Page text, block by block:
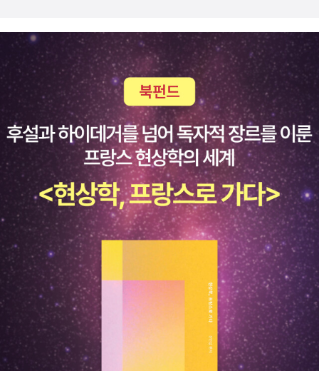
‘예외로’ 인식한 것일 수도 있다. 남성은 성에 적극적이고, 적극적이어
야 하며, 생물학적으로 적극적일 수 밖에 없다는 주장. 여성은 성에 소
극적이며, 관심이 없고, 자신의 즐거움이 아닌 남성을 위해 섹스한다
는 주장. 그것만이 옳다고 여겨지는 사회 분위기, 그런 설명이 과학적
이라는믿음. 진화심리학이어떻게 남성의 바람기를 긍정하고, 여성
의 성을 억압했는지 보다 더욱 관심이 갔던 주제는 ‘결혼’에 대한 부분
이다. 우리는 사랑을 지속성과 동일시하도록 훈련받는다. 어느 정도
냐 하면, 우리는 지속되는 관계가 우리를 아무리 비참하게만들지라도
그것을 성공이라고 생각하는 경향이 있다. 반대로 우리는 지속되지
않는 관계는 아무리 즐겁다해도 – 아무리 생기 있고, 활력이 넘치고,
자신을 탈바꿈시키는 경험이라 해도 – 실패라고 생각한다. 사랑을 장
기적인 안정과 결부시키는 성향은 우리 마음속에 너무도 깊이 뿌리박
혀 있어서 사람들은 감히 그 대안을진지하게 생각해볼 엄두조차 내지
못한다. (250쪽) 사랑과지속성을 꼼꼼하게 연결시키고, 일부일처
제의 결혼 제도 속에서 지속되는 관계만이 진짜 사랑이라고, 그것만
이 진정한 행복이라는 사회적 공통 믿음에 대해 저자는 그 대안을 고
민해야 한다고 말한다. 결혼 제도는 영혼의 근대적 개념, 즉 사랑 없이
조홍섭 환경전문 기자의 <자연에는 이야기가 있다>(김영사, 2013)
다. '이 책에는 최근에 연구자들이 밝혀낸 자연의 새로운 모습들이 소
개되어 있다. 사막의 쇠똥구리에게는 굴리는 똥 경단이 더위를 쫓는
에어컨 역할도 한다는 이야기나 아마존이 지구의 허파라는 말이 과대
광고라는 이야기처럼, 흥미진진하면서 깨달음을 안겨주는 알찬 내용
이 가득하다.' <생명과 환경의 수수께끼>(고즈윈, 2005), <한반도
자연사 기행>(한겨레출판, 2011) 등 저자의 전작들과 같이 읽어봐도
좋겠다. 막간에 뇌과학서 몇 권도 챙겨놓을 만하다. 한국과학기술원
김성호 교수의 <생각의 경계>(한권의책, 2014)는 '사람의 생각과 지
적인 능력을 평가한다는 것이 무슨 의미인지를 오랜 시간 연구한 중
간 결산으로서, 지식투영, 지식단면, 생각, 질문, 지식결합, 지식공유,
지식의 진화 등 뇌의 기능을 열두 단계의 관점으로 체계화하여 담고
있다.' 구보타 기소유의 <손과 뇌>(바다출판사, 2014)는 많이 알려
진 상식을 확인시켜주는 책. '일본 뇌과학계의 좌장인 구보타 박사는
손은 인간의 두뇌 진화에 결정적인 영향을 미쳤고, 손을 사용함으로
써 두뇌를 자극해 머리가 좋아진다고 주장한다.' 미국 존스홉킨스 의
대 데이비드 린든 교수의 <고삐풀린 뇌>(작가정신, 2013)는 쾌감원
특임교수제를 만들어 대중활동을 업적으로 평가하면 실효가 있을 것
입니다. 또 과학자뿐 아니라 전문 과학 저술가층을 두텁게 해야 합니
다. <붉은 여왕>을 쓴 매트 리들리는 기자였지요. 역시 기자인 로버
트 라이트의 <도덕적 동물>은 과학자가 쓴 책보다 훨씬 훌륭합니다.
오죽하면 과학자들이 학회에 그를 초청해 강연을 들었습니다(*나는
두 사람의 책을 모두 갖고 있다).=원론적인 이야기지만 과학책을 왜
읽어야 할까요.황 대표=정말 똑똑하고 경영도 잘 하는 경영자 중에서
가끔 너무 뻔한 것에 속는 것을 본 적이 있습니다. 가만 보니 수학 과
학적으로 생각하는 훈련이 안 돼 있어 그런 것 같아요. 과학책은 이공
계 출신만 보는 것이 아닙니다. 인문·사회과학적 교양이 있는 사람들
이 과학을 알면 날개를 단 것입니다.나 이사장=저는 '여성의 과학하
기'에 대해 말씀드리겠습니다. 여학생들이 과학을 잘 할 수 없다는 선
입견 많은데 현대과학은 육체적 노동도 아니고 치밀함과 집념을 갖고
하는 것이기에 여성들 하기에 적합한 분야입니다. 이러한 꿈을 키우
기 위해선 과학책을 많이 읽는 것이 도움이 됩니다.최 교수=지난해
프랑크푸르트 북 페어에서 '왜 글 잘 쓰는 과학자가 성공하느냐'는 주
제로 강연을 했습니다. DNA 이중나선구조를 발견한 공로로 모리스
우에라도 '글씨판' 같은 말 대신에, 잘 쓰지 않는 '서판'을 번역어로 선
택한 것은 아쉽다. 영한사전에 'slate'는 글쓰기용 '석판'으로 돼 있는
데, 이럴 경우 이 '석판'은 '서판'과는 다른 것이다(전자는 글씨를 쓰는
판이고, 후자는 글씨를 쓰기 위한 판이다). 이것이 내가 이 제목에 대
해 찜찜해 하는 이유이다. 앞으로 이 책을 거명할 때 매번 '빈 서판'이
라고 해야 하다니... 두번째 책은(다빈치)이다. 네덜란드의 판화가
에셔(1898-1972)의 선집으로 그의 판화작품들과 글, 그리고 해설
을 모은 책이다. 사실 그의 이름이 널리 알겨지게 된 계기는 호프스테
터의 출세작 <괴델, 에셔, 바흐>(까치글방, 1999) 덕분이 아닌가 싶
다(적어도 내 경우엔 그렇다). 호프스태터의 책은 1980년 퓰리처상
수상작인데, 과감한 가설과 흥미로운 논증으로 이루어진 수준급의 교
양서이며, 사실 진중권의 <미학 오디세이>의 에셔 파트는 거의 전적
으로 이 책에 의존하고 있다(초판에서 진중권은 참고문헌을 정확하게
밝히지 않았었다). 어쨌든 그런 에셔의 책으로 이 신간은 국내에서 유
일하다. 세번째 책은 베른하르트 타우렉의 <레비나스>(인간사랑)
인데, 제목대로 독일에서 나온 레비나스 입문서이다. 나는 이런 류의
독일산 입문서에서 별로 재미를 못봤기 때문에, 이 책의 경우도 적극